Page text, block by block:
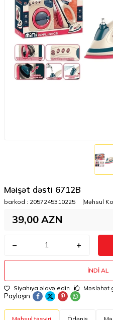
Məişət dəsti 6712B
barkod : 2057245310225 Məhsul
39,00 AZN
İNDI AL
Siyahıya əlavə edin Məsləhət
Paylaşın
Məhsul təsviri Ödəniş